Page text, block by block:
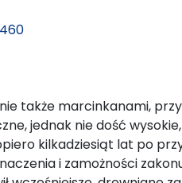
także marcinkanami,
jednak nie dość
kilkadziesiąt lat po
i zamożności